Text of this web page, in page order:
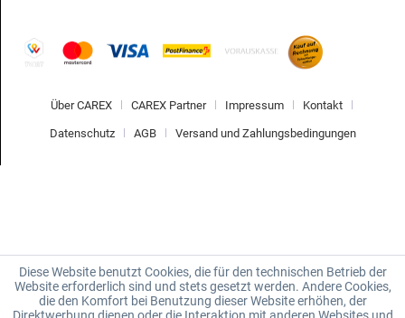
Über CAREX CAREX Partner Impressum Kontakt
Datenschutz AGB Versand und Zahlungsbedingungen
Diese Website benutzt Cookies, die für den technischen Betrieb der
Website erforderlich sind und stets gesetzt werden. Andere Cookies,
die den Komfort bei Benutzung dieser Website erhöhen, der